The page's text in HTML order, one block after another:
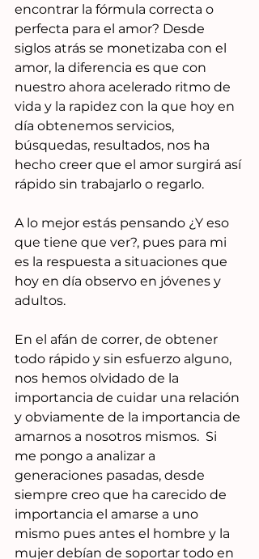
encontrar la fórmula correcta o
perfecta para el amor? Desde
siglos atrás se monetizaba con el
amor, la diferencia es que con
nuestro ahora acelerado ritmo de
vida y la rapidez con la que hoy en
día obtenemos servicios,
búsquedas, resultados, nos ha
hecho creer que el amor surgirá así
rápido sin trabajarlo o regarlo.
A lo mejor estás pensando ¿Y eso
que tiene que ver?, pues para mi
es la respuesta a situaciones que
hoy en día observo en jóvenes y
adultos.
En el afán de correr, de obtener
todo rápido y sin esfuerzo alguno,
nos hemos olvidado de la
importancia de cuidar una relación
y obviamente de la importancia de
amarnos a nosotros mismos.  Si
me pongo a analizar a
generaciones pasadas, desde
siempre creo que ha carecido de
importancia el amarse a uno
mismo pues antes el hombre y la
mujer debían de soportar todo en